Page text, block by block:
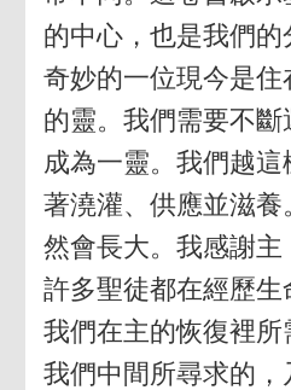
的中心，也是我們
奇妙的一位現今是
的靈。我們需要不
成為一靈。我們越
著澆灌、供應並滋
然會長大。我感謝
許多聖徒都在經歷生
我們在主的恢復裡
我們中間所尋求的